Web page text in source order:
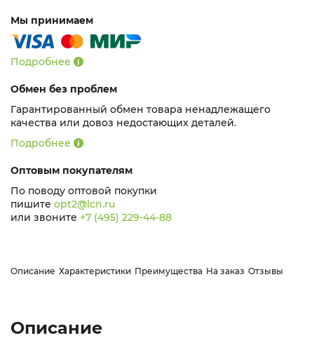
Мы принимаем
Подробнее
Обмен без проблем
Гарантированный обмен товара ненадлежащего
качества или довоз недостающих деталей.
Подробнее
Оптовым покупателям
По поводу оптовой покупки
пишите opt2@lcn.ru
или звоните +7 (495) 229-44-88
Описание Характеристики Преимущества На заказ Отзывы
Описание